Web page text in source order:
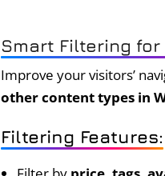
Smart Filtering for
Improve your visitors’
other content types in
Filtering Features: